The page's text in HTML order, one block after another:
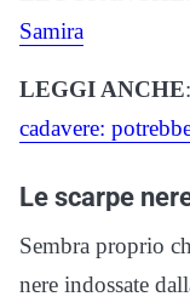
Samira
LEGGI ANCHE:
cadavere:
Le scarpe
Sembra proprio
nere indossate